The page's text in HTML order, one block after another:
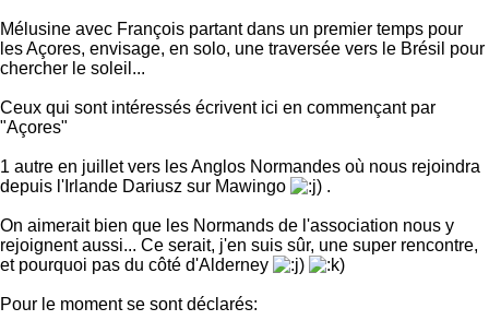
Mélusine avec François partant dans un premier temps pour
les Açores, envisage, en solo, une traversée vers le Brésil pour
chercher le soleil...
Ceux qui sont intéressés écrivent ici en commençant par
"Açores"
1 autre en juillet vers les Anglos Normandes où nous rejoindra
depuis l'Irlande Dariusz sur Mawingo
.
On aimerait bien que les Normands de l'association nous y
rejoignent aussi... Ce serait, j'en suis sûr, une super rencontre,
et pourquoi pas du côté d'Alderney
Pour le moment se sont déclarés: